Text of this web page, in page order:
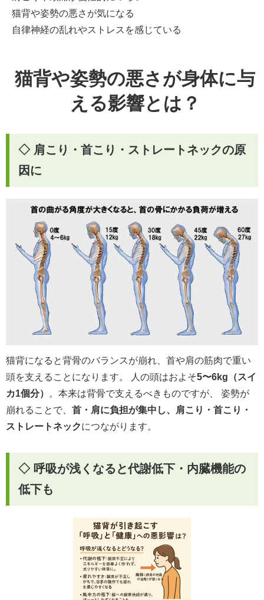
猫背や姿勢の悪さが気になる
自律神経の乱れやストレスを感じている
猫背や姿勢の悪さが身体に与
える影響とは？
◇ 肩こり・首こり・ストレートネックの原
因に
猫背になると背骨のバランスが崩れ、首や肩の筋肉で重い
頭を支えることになります。 人の頭はおよそ5〜6kg（スイ
カ1個分）
。本来は背骨で支えるべきものですが、 姿勢が
崩れることで、 首・肩に負担が集中し、肩こり・首こり・
ストレートネックにつながります。
◇ 呼吸が浅くなると代謝低下・内臓機能の
低下も